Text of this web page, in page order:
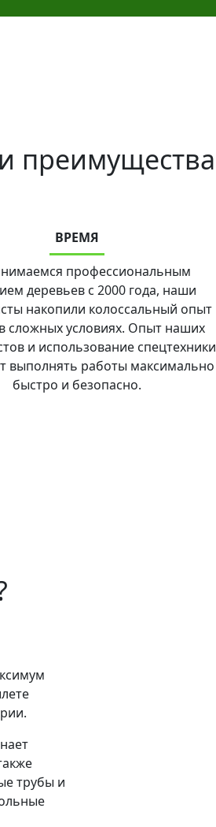
преимущества
ВРЕМЯ
профессиональным
деревьев с 2000 года, наши
накопили колоссальный опыт
сложных условиях. Опыт наших
и использование спецтехники
выполнять работы максимально
быстро и безопасно.
трубы и